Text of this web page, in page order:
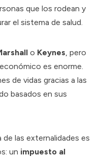
que los rodean y
el sistema de salud.
o Keynes, pero
es enorme.
de vidas gracias a las
basados en sus
las externalidades es
un impuesto al